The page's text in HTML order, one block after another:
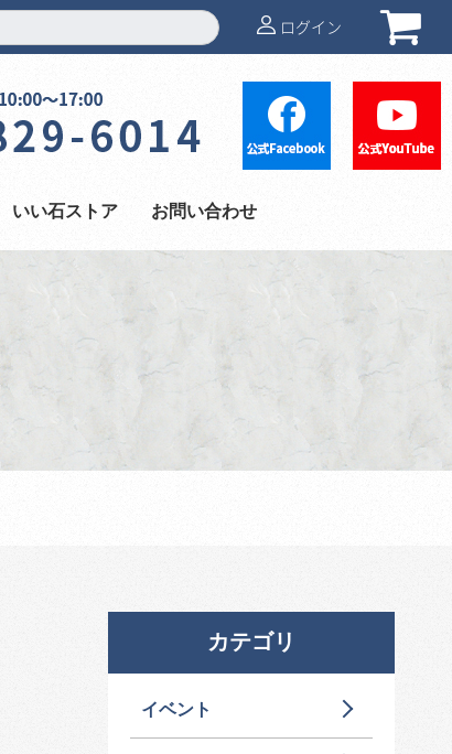
ログイン
いい石ストア お問い合わせ
カテゴリ
イベント